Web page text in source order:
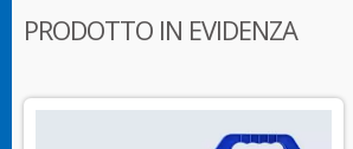
PRODOTTO IN EVIDENZA